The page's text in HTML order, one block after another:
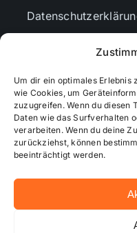
Um dir ein optimales Erlebnis
wie Cookies, um
zuzugreifen. Wenn du diesen
Daten wie das Surfverhalten
verarbeiten. Wenn du deine
zurückziehst, können
beeinträchtigt werden.
Cookie-Richtlinie
Mediendaten
© 2026 -